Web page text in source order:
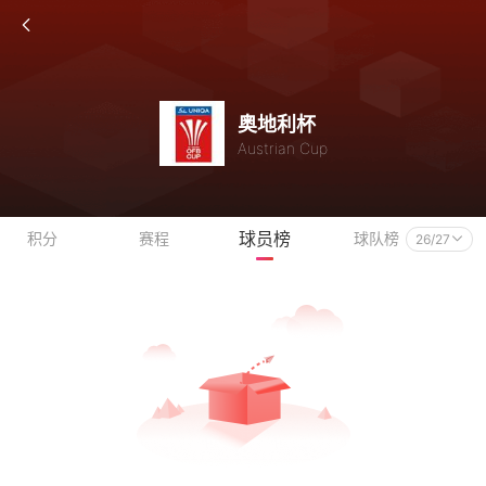
奥地利杯
Austrian Cup
积分 赛程 球员榜 球队榜 26/27